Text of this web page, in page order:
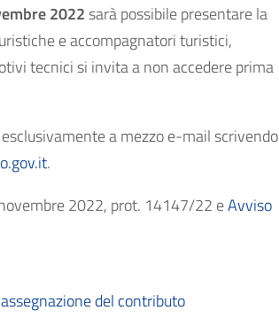
2022 sarà possibile presentare la
e accompagnatori turistici,
tecnici si invita a non accedere prima
a mezzo e-mail scrivendo
.
2022, prot. 14147/22 eAvviso
del contributo